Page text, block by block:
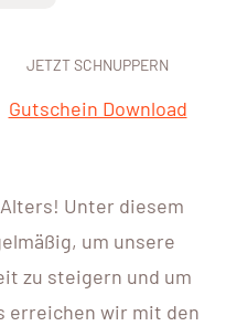
JETZT SCHNUPPERN
Gutschein Download
Unter diesem
um unsere
zu steigern und um
erreichen wir mit den